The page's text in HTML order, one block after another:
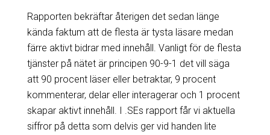
Rapporten bekräftar återigen det sedan länge
kända faktum att de flesta är tysta läsare medan
färre aktivt bidrar med innehåll. Vanligt för de flesta
tjänster på nätet är principen 90-9-1 det vill säga
att 90 procent läser eller betraktar, 9 procent
kommenterar, delar eller interagerar och 1 procent
skapar aktivt innehåll. I .SEs rapport får vi aktuella
siffror på detta som delvis ger vid handen lite